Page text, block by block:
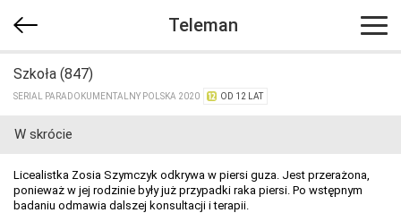
Teleman
Szkoła (847)
SERIAL PARADOKUMENTALNY POLSKA 2020 OD 12 LAT
W skrócie
Licealistka Zosia Szymczyk odkrywa w piersi guza. Jest przerażona,
ponieważ w jej rodzinie były już przypadki raka piersi. Po wstępnym
badaniu odmawia dalszej konsultacji i terapii.